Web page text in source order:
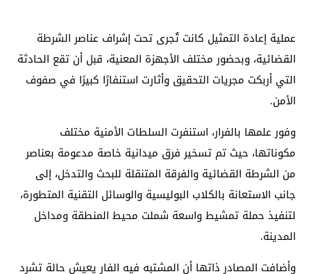
عملية إعادة التمثيل كانت تُجرى تحت إشراف عناصر الشرطة
القضائية، وبحضور مختلف الأجهزة المعنية، قبل أن تقع الحادثة
التي أربكت مجريات التحقيق وأثارت استنفارًا كبيرًا في صفوف
الأمن.
وفور علمها بالفرار، استنفرت السلطات الأمنية مختلف
مكوناتها، حيث تم تسخير فرق ميدانية خاصة مدعومة بعناصر
من الشرطة القضائية والفرقة المتنقلة للبحث والتدخل، إلى
جانب الاستعانة بالكلاب البوليسية والوسائل التقنية المتطورة،
لتنفيذ حملة تمشيط واسعة شملت محيط المنطقة ومداخل
المدينة.
وأضافت المصادر ذاتها أن المشتبه فيه الفار يعيش حالة تشرد